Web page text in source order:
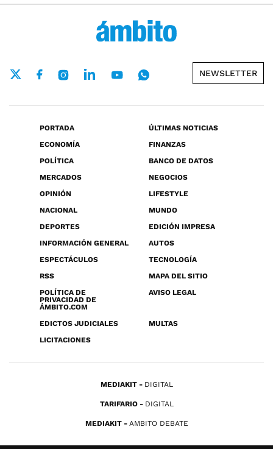
NEWSLETTER
PORTADA
ÚLTIMAS NOTICIAS
ECONOMÍA
FINANZAS
POLÍTICA
BANCO DE DATOS
MERCADOS
NEGOCIOS
OPINIÓN
LIFESTYLE
NACIONAL
MUNDO
DEPORTES
EDICIÓN IMPRESA
INFORMACIÓN GENERAL
AUTOS
ESPECTÁCULOS
TECNOLOGÍA
RSS
MAPA DEL SITIO
POLÍTICA DE
PRIVACIDAD DE
ÁMBITO.COM
AVISO LEGAL
EDICTOS JUDICIALES
MULTAS
LICITACIONES
MEDIAKIT DIGITAL
TARIFARIO DIGITAL
MEDIAKIT AMBITO DEBATE